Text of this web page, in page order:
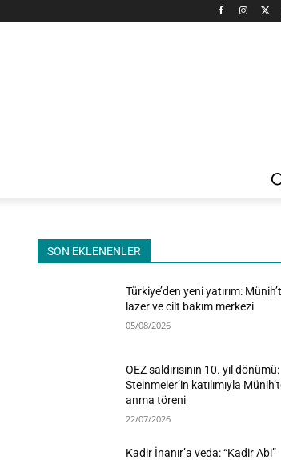
SON EKLENENLER
Türkiye’den yeni yatırım:
lazer ve cilt bakım merkezi
05/08/2026
OEZ saldırısının 10. yıl dönümü:
Steinmeier’in katılımıyla
anma töreni
22/07/2026
Kadir İnanır’a veda: “Kadir Abi”